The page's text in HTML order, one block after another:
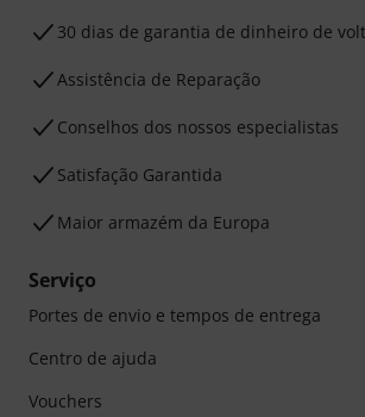
30 dias de garantia de dinheiro de
Assistência de Reparação
Conselhos dos nossos especialistas
Satisfação Garantida
Maior armazém da Europa
Serviço
Portes de envio e tempos de entrega
Centro de ajuda
Vouchers